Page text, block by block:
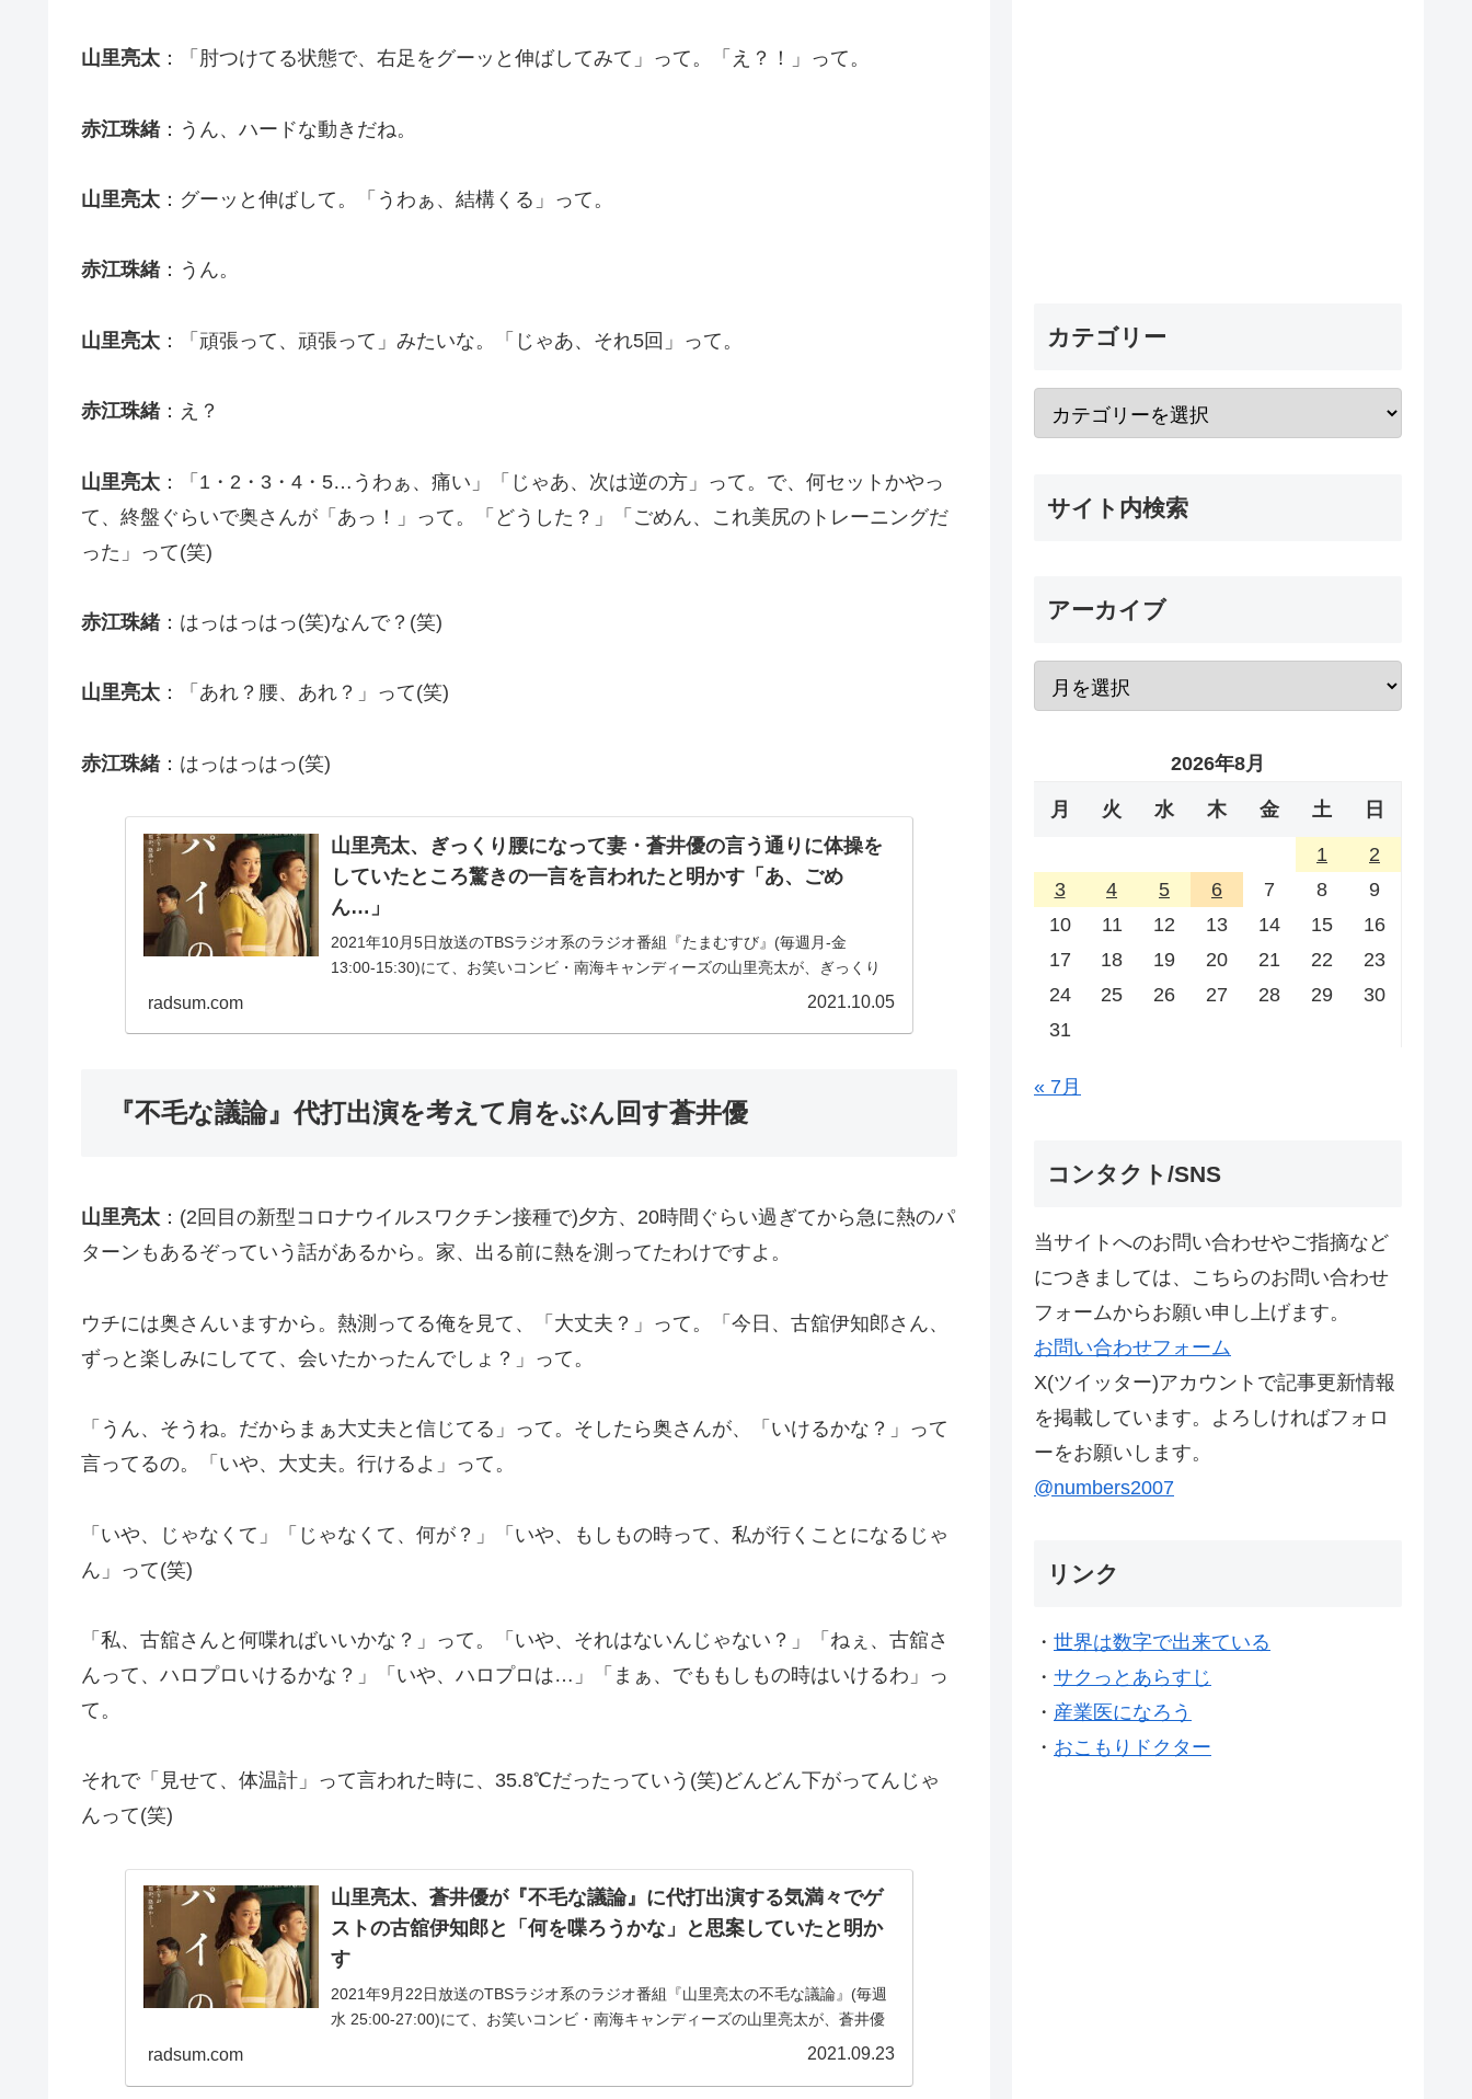
山里亮太 ：「肘つけてる状態で、右足をグーッと伸ばしてみて」って。「え？！」って。
赤江珠緒：うん、ハードな動きだね。
山里亮太 ：グーッと伸ばして。「うわぁ、結構くる」って。
赤江珠緒：うん。
山里亮太 ：「頑張って、頑張って」みたいな。「じゃあ、それ5回」って。
赤江珠緒：え？
山里亮太 ：「1・2・3・4・5…うわぁ、痛い」「じゃあ、次は逆の方」って。で、何セットかやっ
て、終盤ぐらいで奥さんが「あっ！」って。「どうした？」「ごめん、これ美尻のトレーニングだ
った」って(笑)
赤江珠緒：はっはっはっ(笑)なんで？(笑)
山里亮太 ：「あれ？腰、あれ？」って(笑)
赤江珠緒：はっはっはっ(笑)
山里亮太、ぎっくり腰になって妻・蒼井優の言う通りに体操を
していたところ驚きの一言を言われたと明かす「あ、ごめ
ん…」
2021年10月5日放送のTBSラジオ系のラジオ番組『たまむすび』(毎週月-金
13:00-15:30)にて、お笑いコンビ・南海キャンディーズの山里亮太が、ぎっくり
腰になって妻・蒼井優の言う通りに体操をしていたところ驚きの一言を言われた
radsum.com 2021.10.05
『不毛な議論』代打出演を考えて肩をぶん回す蒼井優
山里亮太 ：(2回目の新型コロナウイルスワクチン接種で)夕方、20時間ぐらい過ぎてから急に熱のパ
ターンもあるぞっていう話があるから。家、出る前に熱を測ってたわけですよ。
ウチには奥さんいますから。熱測ってる俺を見て、「大丈夫？」って。「今日、古舘伊知郎さん、
ずっと楽しみにしてて、会いたかったんでしょ？」って。
「うん、そうね。だからまぁ大丈夫と信じてる」って。そしたら奥さんが、「いけるかな？」って
言ってるの。「いや、大丈夫。行けるよ」って。
「いや、じゃなくて」「じゃなくて、何が？」「いや、もしもの時って、私が行くことになるじゃ
ん」って(笑)
「私、古舘さんと何喋ればいいかな？」って。「いや、それはないんじゃない？」「ねぇ、古舘さ
んって、ハロプロいけるかな？」「いや、ハロプロは…」「まぁ、でももしもの時はいけるわ」っ
て。
それで「見せて、体温計」って言われた時に、35.8℃だったっていう(笑)どんどん下がってんじゃ
んって(笑)
山里亮太、蒼井優が『不毛な議論』に代打出演する気満々でゲ
ストの古舘伊知郎と「何を喋ろうかな」と思案していたと明か
す
2021年9月22日放送のTBSラジオ系のラジオ番組『山里亮太の不毛な議論』(毎週
水 25:00-27:00)にて、お笑いコンビ・南海キャンディーズの山里亮太が、蒼井優
が『不毛な議論』に代打出演する気満々でゲストの古舘伊知郎と「何を喋ろう
radsum.com 2021.09.23
カテゴリー
サイト内検索
アーカイブ
2026年8月
月 火 水 木 金 土 日
1
2
3
4 5 6 7 8
9
10
11 12 13 14 15
16
17
18 19 20 21 22
23
24
25 26 27 28 29
30
31
« 7月
コンタクト/SNS
当サイトへのお問い合わせやご指摘など
につきましては、こちらのお問い合わせ
フォームからお願い申し上げます。
お問い合わせフォーム
X(ツイッター)アカウントで記事更新情報
を掲載しています。よろしければフォロ
ーをお願いします。
@numbers2007
リンク
・ 世界は数字で出来ている
・ サクっとあらすじ
・ 産業医になろう
・ おこもりドクター